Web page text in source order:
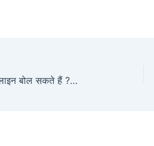
SC ने पूछा, क्या आप संस्कृत में एक लाइन बोल सकते हैं ? और संस्कृत को राष्ट्रभाषा घोषित करने की याचिका खारिज कर दी